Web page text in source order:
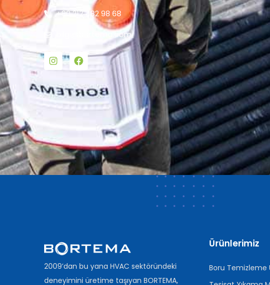
+90 212 482 98 68
bilgi@bortema.com
2009’dan bu yana HVAC sektöründeki
deneyimini üretime taşıyan BORTEMA,
Ürünlerimiz
Boru Temizleme